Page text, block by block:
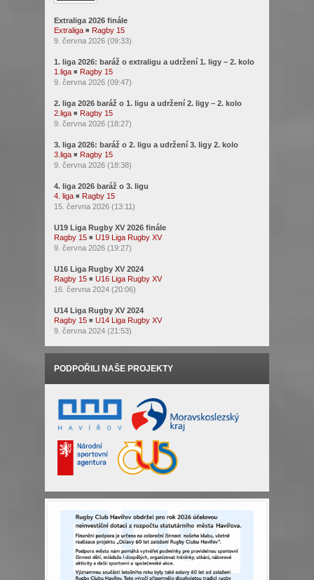
Extraliga 2026 finále
Extraliga ◾ Ragby 15
9. června 2026 (09:33)
1. liga 2026: baráž o extraligu a udržení 1. ligy – 2. kolo
1.liga ◾ Ragby 15
9. června 2026 (09:47)
2. liga 2026 baráž o 1. ligu a udržení 2. ligy – 2. kolo
2.liga ◾ Ragby 15
9. června 2026 (18:27)
3. liga 2026: baráž o 2. ligu a udržení 3. ligy 2. kolo
3.liga ◾ Ragby 15
9. června 2026 (18:38)
4. liga 2026 baráž o 3. ligu
4. liga ◾ Ragby 15
15. června 2026 (13:11)
U19 Liga Rugby XV 2026 finále
Ragby 15 ◾ U19 Liga Rugby XV
9. června 2026 (19:27)
U16 Liga Rugby XV 2024
Ragby 15 ◾ U16 Liga Rugby XV
16. června 2024 (20:06)
U14 Liga Rugby XV 2024
Ragby 15 ◾ U14 Liga Rugby XV
9. června 2024 (21:53)
PODPOŘILI NAŠE PROJEKTY